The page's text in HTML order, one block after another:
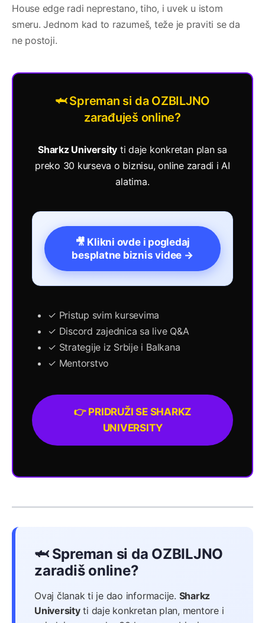
House edge radi neprestano, tiho, i uvek u istom
smeru. Jednom kad to razumeš, teže je praviti se da
ne postoji.
🦈 Spreman si da OZBILJNO
zarađuješ online?
Sharkz University ti daje konkretan plan sa
preko 30 kurseva o biznisu, online zaradi i AI
alatima.
🎥 Klikni ovde i pogledaj
besplatne biznis videe →
✓ Pristup svim kursevima
✓ Discord zajednica sa live Q&A
✓ Strategije iz Srbije i Balkana
✓ Mentorstvo
👉 PRIDRUŽI SE SHARKZ
UNIVERSITY
🦈 Spreman si da OZBILJNO
zaradiš online?
Ovaj članak ti je dao informacije. Sharkz
Universityti daje konkretan plan, mentore i